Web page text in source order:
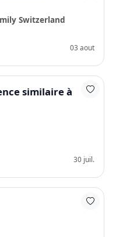
Switzerland
03 aout
similaire à
30 juil.